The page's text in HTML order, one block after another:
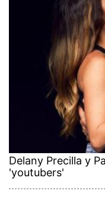
Delany Precilla y
'youtubers'